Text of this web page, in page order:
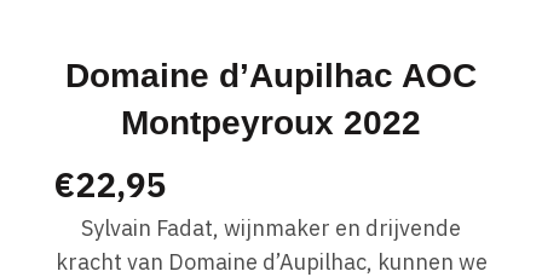
Domaine d’Aupilhac AOC
Montpeyroux 2022
€22,95
Sylvain Fadat, wijnmaker en drijvende
kracht van Domaine d’Aupilhac, kunnen we